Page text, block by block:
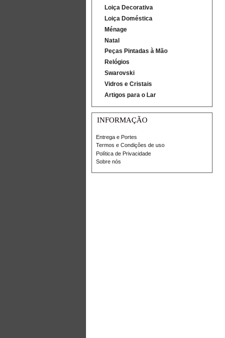
Loiça Decorativa
Loiça Doméstica
Ménage
Natal
Peças Pintadas à Mão
Relógios
Swarovski
Vidros e Cristais
Artigos para o Lar
INFORMAÇÃO
Entrega e Portes
Termos e Condições de uso
Política de Privacidade
Sobre nós